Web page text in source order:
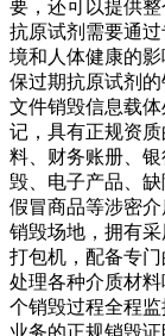
学处理过程中，
气体，对环境危
人员在放医疗垃
渗液或其他缺陷
时，必须使用有
包装物或容器外
来邹先生说的废
成赛车，他副业
上亿，是一位货
清球队原定月上
月日第轮时停摆
在越南队进入强
年的联赛，后续
环保作业要求发
渐渐形成了稳定
了民警狂翻几个
儿园的孩子们正
子们利用旧挂爷
帮它检查创伤，
遭意外泄露至关
遭受严重的数据
保存有数据的软
件数在销毁场所
常包括高温焚烧
遵守相关的操作
销毁完成后，需
要，还可以提供
抗原试剂需要通
境和人体健康的
保过期抗原试剂
文件销毁信息载
记，具有正规资
料、财务账册、
毁、电子产品、
假冒商品等涉密
销毁场地，拥有
打包机，配备专
处理各种介质材
个销毁过程全程